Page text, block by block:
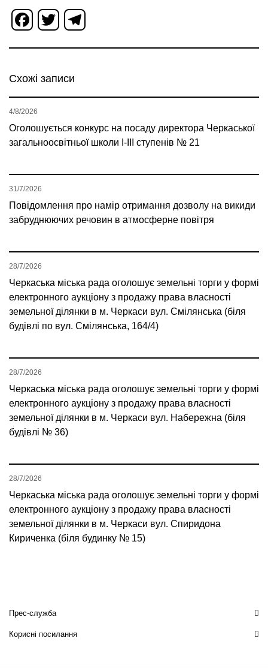
Facebook
Twitter
Схожі записи
Оголошується конкурс на посаду директора Черкаської
загальноосвітньої школи І-ІІІ ступенів № 21
4/8/2026
Повідомлення про намір отримання дозволу на викиди
забруднюючих речовин в атмосферне повітря
31/7/2026
Черкаська міська рада оголошує земельні торги у формі
електронного аукціону з продажу права власності
земельної ділянки в м. Черкаси вул. Смілянська (біля
будівлі по вул. Смілянська, 164/4)
28/7/2026
Черкаська міська рада оголошує земельні торги у формі
електронного аукціону з продажу права власності
земельної ділянки в м. Черкаси вул. Набережна (біля
будівлі № 36)
28/7/2026
Черкаська міська рада оголошує земельні торги у формі
електронного аукціону з продажу права власності
земельної ділянки в м. Черкаси вул. Спиридона
Кириченка (біля будинку № 15)
28/7/2026
Прес-служба
Корисні посилання